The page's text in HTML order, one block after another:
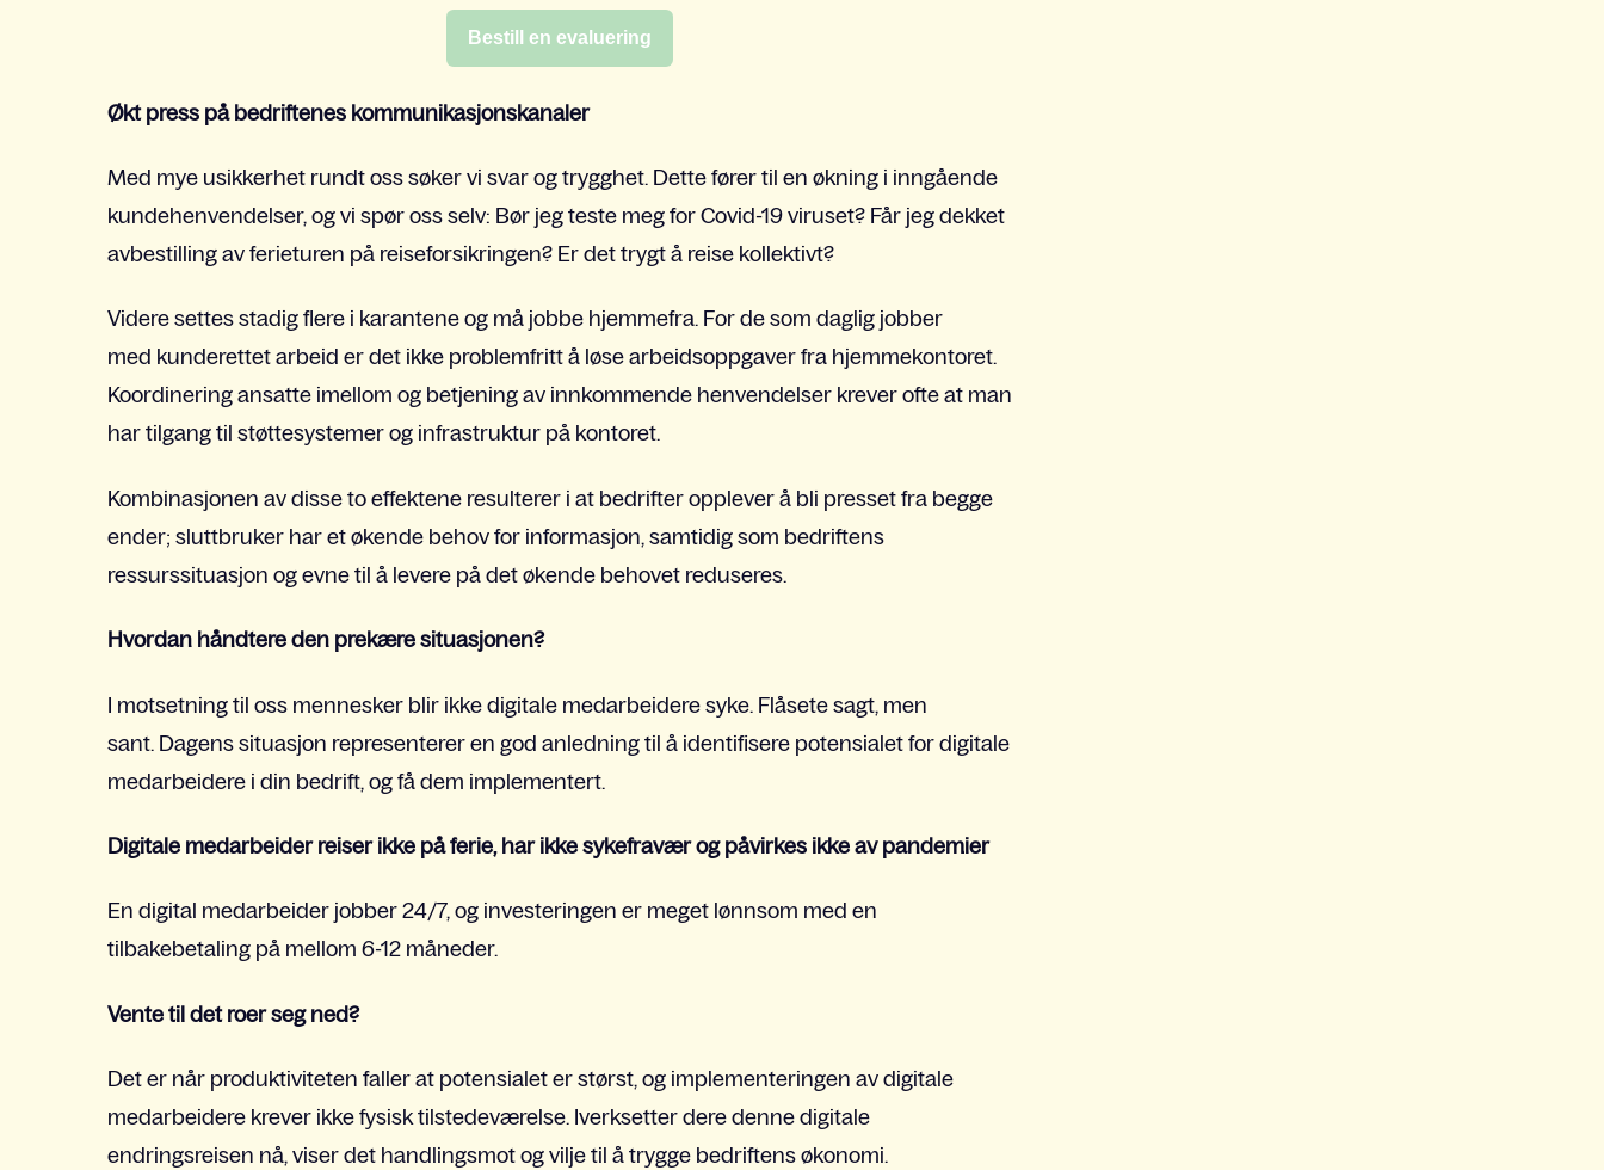
Bestill en evaluering
Økt press på bedriftenes kommunikasjonskanaler
Med mye usikkerhet rundt oss søker vi svar og trygghet. Dette fører til en økning i inngående
kundehenvendelser, og vi spør oss selv: Bør jeg teste meg for Covid-19 viruset? Får jeg dekket
avbestilling av ferieturen på reiseforsikringen? Er det trygt å reise kollektivt?
Videre settes stadig flere i karantene og må jobbe hjemmefra. For de som daglig jobber
med kunderettet arbeid er det ikke problemfritt å løse arbeidsoppgaver fra hjemmekontoret.
Koordinering ansatte imellom og betjening av innkommende henvendelser krever ofte at man
har tilgang til støttesystemer og infrastruktur på kontoret.
Kombinasjonen av disse to effektene resulterer i at bedrifter opplever å bli presset fra begge
ender; sluttbruker har et økende behov for informasjon, samtidig som bedriftens
ressurssituasjon og evne til å levere på det økende behovet reduseres.
Hvordan håndtere den prekære situasjonen?
I motsetning til oss mennesker blir ikke digitale medarbeidere syke. Flåsete sagt, men
sant. Dagens situasjon representerer en god anledning til å identifisere potensialet for digitale
medarbeidere i din bedrift, og få dem implementert.
Digitale medarbeider reiser ikke på ferie, har ikke sykefravær og påvirkes ikke av pandemier
En digital medarbeider jobber 24/7, og investeringen er meget lønnsom med en
tilbakebetaling på mellom 6-12 måneder.
Vente til det roer seg ned?
Det er når produktiviteten faller at potensialet er størst, og implementeringen av digitale
medarbeidere krever ikke fysisk tilstedeværelse. Iverksetter dere denne digitale
endringsreisen nå, viser det handlingsmot og vilje til å trygge bedriftens økonomi.